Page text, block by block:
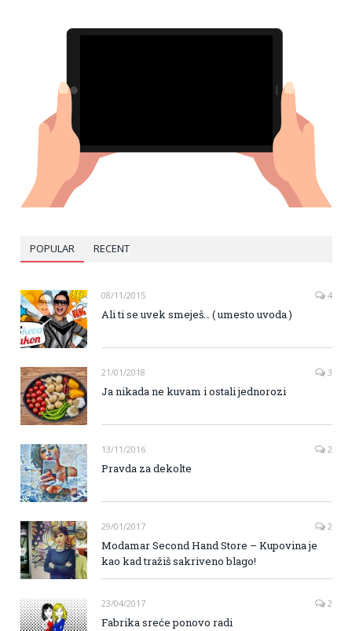
POPULAR RECENT
08/11/2015 4
Ali ti se uvek smeješ… ( umesto uvoda )
21/01/2018 3
Ja nikada ne kuvam i ostali jednorozi
13/11/2016 2
Pravda za dekolte
29/01/2017 2
Modamar Second Hand Store – Kupovina je
kao kad tražiš sakriveno blago!
23/04/2017 2
Fabrika sreće ponovo radi